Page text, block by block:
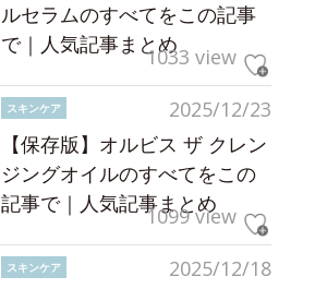
ルセラムのすべてをこの記事
で｜人気記事まとめ1033 view
2025/12/23
スキンケア
【保存版】オルビス ザ クレン
ジングオイルのすべてをこの
記事で｜人気記事まとめ
1099 view
2025/12/18
スキンケア